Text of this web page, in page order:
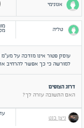
אנונימי
טליה
עוסק פטור אינו מזדכה על
למורשה כי כך אפשר להרחיב
דרוג הצופים
האם התשובה עזרה לך?
ניצן בנט